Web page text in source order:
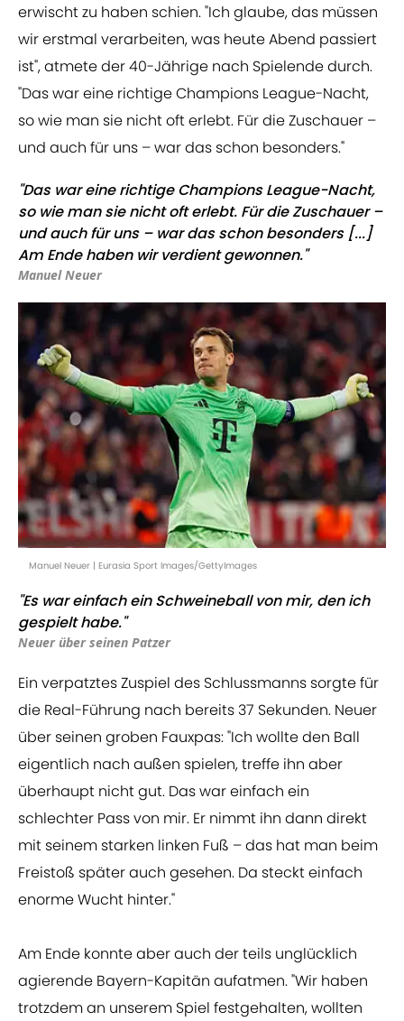
erwischt zu haben schien. "Ich glaube, das müssen
wir erstmal verarbeiten, was heute Abend passiert
ist", atmete der 40-Jährige nach Spielende durch.
"Das war eine richtige Champions League-Nacht,
so wie man sie nicht oft erlebt. Für die Zuschauer –
und auch für uns – war das schon besonders."
"Das war eine richtige Champions League-Nacht,
so wie man sie nicht oft erlebt. Für die Zuschauer –
und auch für uns – war das schon besonders [...]
Am Ende haben wir verdient gewonnen."
Manuel Neuer
Manuel Neuer | Eurasia Sport Images/GettyImages
"Es war einfach ein Schweineball von mir, den ich
gespielt habe."
Neuer über seinen Patzer
Ein verpatztes Zuspiel des Schlussmanns sorgte für
die Real-Führung nach bereits 37 Sekunden. Neuer
über seinen groben Fauxpas: "Ich wollte den Ball
eigentlich nach außen spielen, treffe ihn aber
überhaupt nicht gut. Das war einfach ein
schlechter Pass von mir. Er nimmt ihn dann direkt
mit seinem starken linken Fuß – das hat man beim
Freistoß später auch gesehen. Da steckt einfach
enorme Wucht hinter."
Am Ende konnte aber auch der teils unglücklich
agierende Bayern-Kapitän aufatmen. "Wir haben
trotzdem an unserem Spiel festgehalten, wollten